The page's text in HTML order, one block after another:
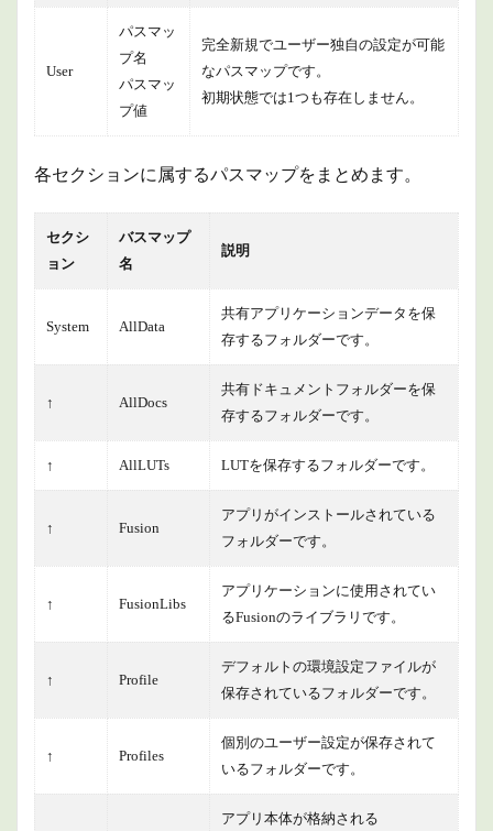
User
パスマッ
プ名
パスマッ
プ値
完全新規でユーザー独自の設定が可能
なパスマップです。
初期状態では1つも存在しません。
各セクションに属するパスマップをまとめます。
セクシ
ョン
バスマップ
名
説明
System AllData
共有アプリケーションデータを保
存するフォルダーです。
↑ AllDocs
共有ドキュメントフォルダーを保
存するフォルダーです。
↑ AllLUTs LUTを保存するフォルダーです。
↑ Fusion
アプリがインストールされている
フォルダーです。
↑ FusionLibs
アプリケーションに使用されてい
るFusionのライブラリです。
↑ Profile
デフォルトの環境設定ファイルが
保存されているフォルダーです。
↑ Profiles
個別のユーザー設定が保存されて
いるフォルダーです。
アプリ本体が格納される